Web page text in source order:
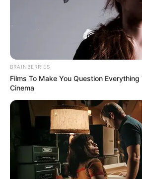
modelos abaixo.
BRAINBERRIES
Films To Make You Question
Cinema